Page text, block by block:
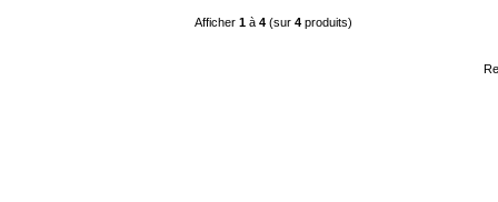
Afficher 1 à 4 (sur 4 produits)